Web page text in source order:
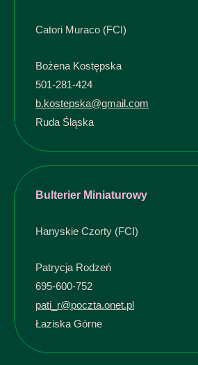
Catori Muraco (FCI)
Bożena Kostępska
501-281-424
b.kostepska@gmail.com
Ruda Śląska
Bulterier Miniaturowy
Hanyskie Czorty (FCI)
Patrycja Rodzeń
695-600-752
pati_r@poczta.onet.pl
Łaziska Górne